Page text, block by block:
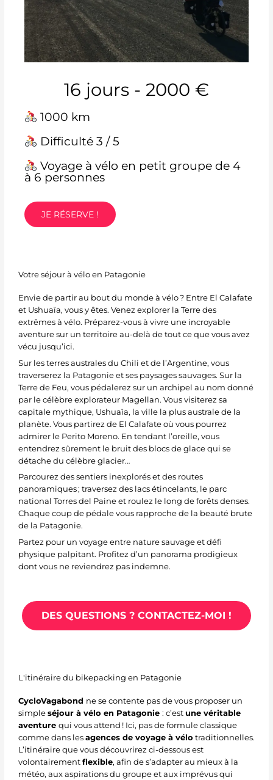
16 jours - 2000 €
1000 km
Difficulté 3 / 5
Voyage à vélo en petit groupe de 4
à 6 personnes
JE RÉSERVE !
Votre séjour à vélo en Patagonie
Envie de partir au bout du monde à vélo ? Entre El Calafate
et Ushuaïa, vous y êtes. Venez explorer la Terre des
extrêmes à vélo. Préparez-vous à vivre une incroyable
aventure sur un territoire au-delà de tout ce que vous avez
vécu jusqu’ici.
Sur les terres australes du Chili et de l’Argentine, vous
traverserez la Patagonie et ses paysages sauvages. Sur la
Terre de Feu, vous pédalerez sur un archipel au nom donné
par le célèbre explorateur Magellan. Vous visiterez sa
capitale mythique, Ushuaïa, la ville la plus australe de la
planète. Vous partirez de El Calafate où vous pourrez
admirer le Perito Moreno. En tendant l’oreille, vous
entendrez sûrement le bruit des blocs de glace qui se
détache du célèbre glacier…
Parcourez des sentiers inexplorés et des routes
panoramiques ; traversez des lacs étincelants, le parc
national Torres del Paine et roulez le long de forêts denses.
Chaque coup de pédale vous rapproche de la beauté brute
de la Patagonie.
Partez pour un voyage entre nature sauvage et défi
physique palpitant. Profitez d’un panorama prodigieux
dont vous ne reviendrez pas indemne.
DES QUESTIONS ? CONTACTEZ-MOI !
L'itinéraire du bikepacking en Patagonie
CycloVagabond ne se contente pas de vous proposer un
simple séjour à vélo en Patagonie : c’est une véritable
aventure qui vous attend ! Ici, pas de formule classique
comme dans les agences de voyage à vélo traditionnelles.
L’itinéraire que vous découvrirez ci-dessous est
volontairement flexible, afin de s’adapter au mieux à la
météo, aux aspirations du groupe et aux imprévus qui